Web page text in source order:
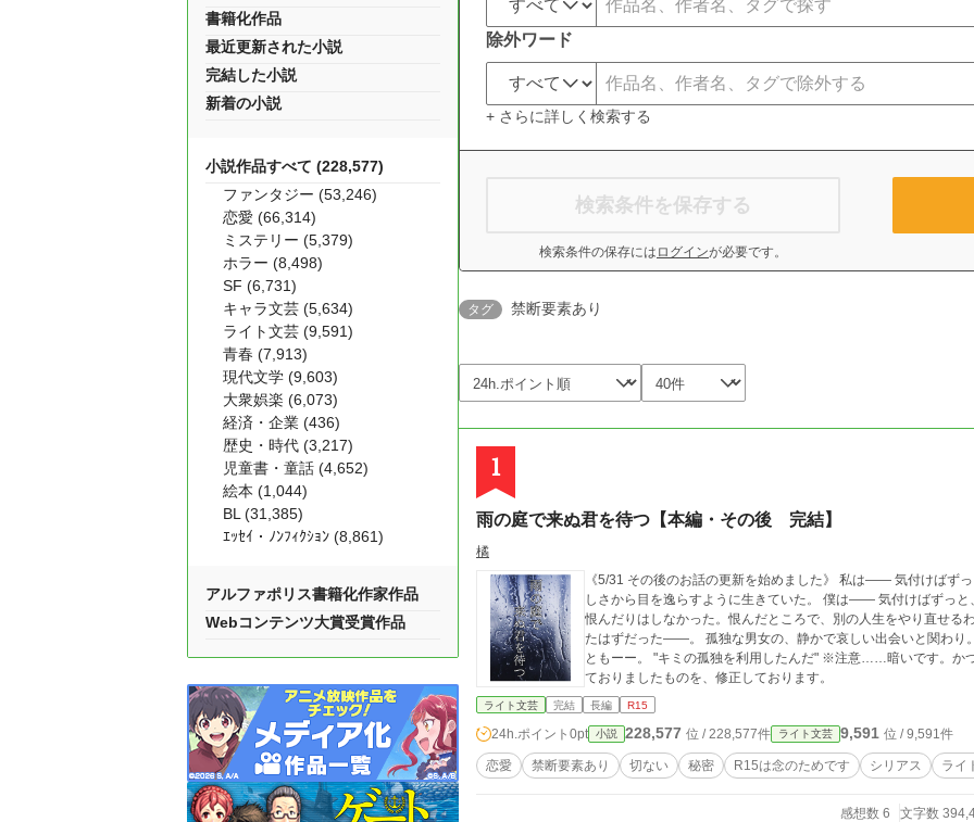
除外ワード
+ さらに詳しく検索する
検索条件を保存する
検索条件の保存には ログインが必要です。
タグ 禁断要素あり
1
雨の庭で来ぬ君を待つ【本編・その後 完結】
橘
《5/31 その後のお話の更新を始めました》 私は―― 気付けばずっと、孤独だった。 いつも心は寂しくて。その寂
しさから目を逸らすように生きていた。 僕は―― 気付けばずっと、苦しい日々だった。 それでも、自分の人生を
恨んだりはしなかった。恨んだところで、別の人生をやり直せるわけでもない。 そう思って
たはずだった――。 孤独な男女の、静かで哀しい出会いと関わり。 そこから生まれたのは、慰め？ 居場所？ それ
ともーー。 "キミの孤独を利用したんだ" ※注意……暗いです。かつ、禁断要素ありです。 以前他サイトにて掲載し
ておりましたものを、修正しております。
ライト文芸 完結 長編 R15
24h.ポイント 0pt 小説 228,577 位 / 228,577件 ライト文芸 9,591 位 / 9,591件
恋愛 禁断要素あり 切ない 秘密 R15は念のためです シリアス ライ
感想数 6 文字数
書籍化作品
最近更新された小説
完結した小説
新着の小説
小説作品すべて (228,577)
ファンタジー (53,246)
恋愛 (66,314)
ミステリー (5,379)
ホラー (8,498)
SF (6,731)
キャラ文芸 (5,634)
ライト文芸 (9,591)
青春 (7,913)
現代文学 (9,603)
大衆娯楽 (6,073)
経済・企業 (436)
歴史・時代 (3,217)
児童書・童話 (4,652)
絵本 (1,044)
BL (31,385)
ｴｯｾｲ・ﾉﾝﾌｨｸｼｮﾝ (8,861)
アルファポリス書籍化作家作品
Webコンテンツ大賞受賞作品